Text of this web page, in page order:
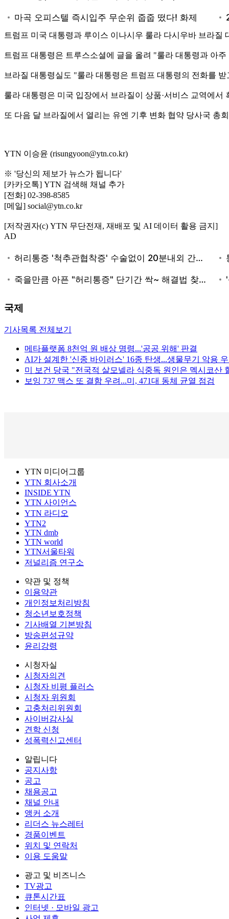
트럼프 미국 대통령과 루이스 이나시우 룰라 다시우바 브라
트럼프 대통령은 트루스소셜에 글을 올려 "룰라 대통령과 아
브라질 대통령실도 "룰라 대통령은 트럼프 대통령의 전화를
룰라 대통령은 미국 입장에서 브라질이 상품·서비스 교역에
또 다음 달 브라질에서 열리는 유엔 기후 변화 협약 당사국 총
YTN 이승윤 (risungyoon@ytn.co.kr)
※ '당신의 제보가 뉴스가 됩니다'
[카카오톡] YTN 검색해 채널 추가
[전화] 02-398-8585
[메일] social@ytn.co.kr
[저작권자(c) YTN 무단전재, 재배포 및 AI 데이터 활용 금지]
AD
국제
기사목록 전체보기
메타플랫폼 8천억 원 배상 명령...'공공 위해' 판결
AI가 설계한 '신종 바이러스' 16종 탄생...생물무기 악용
미 보건 당국 "전국적 살모넬라 식중독 원인은 멕시코산
보잉 737 맥스 또 결함 우려...미, 471대 동체 균열 점검
YTN 미디어그룹
YTN 회사소개
INSIDE YTN
YTN 사이언스
YTN 라디오
YTN2
YTN dmb
YTN world
YTN서울타워
저널리즘 연구소
약관 및 정책
이용약관
개인정보처리방침
청소년보호정책
기사배열 기본방침
방송편성규약
윤리강령
시청자실
시청자의견
시청자 비평 플러스
시청자 위원회
고충처리위원회
사이버감사실
견학 신청
성폭력신고센터
알립니다
공지사항
공고
채용공고
채널 안내
앵커 소개
리더스 뉴스레터
경품이벤트
위치 및 연락처
이용 도움말
광고 및 비즈니스
TV광고
큐톤시간표
인터넷 · 모바일 광고